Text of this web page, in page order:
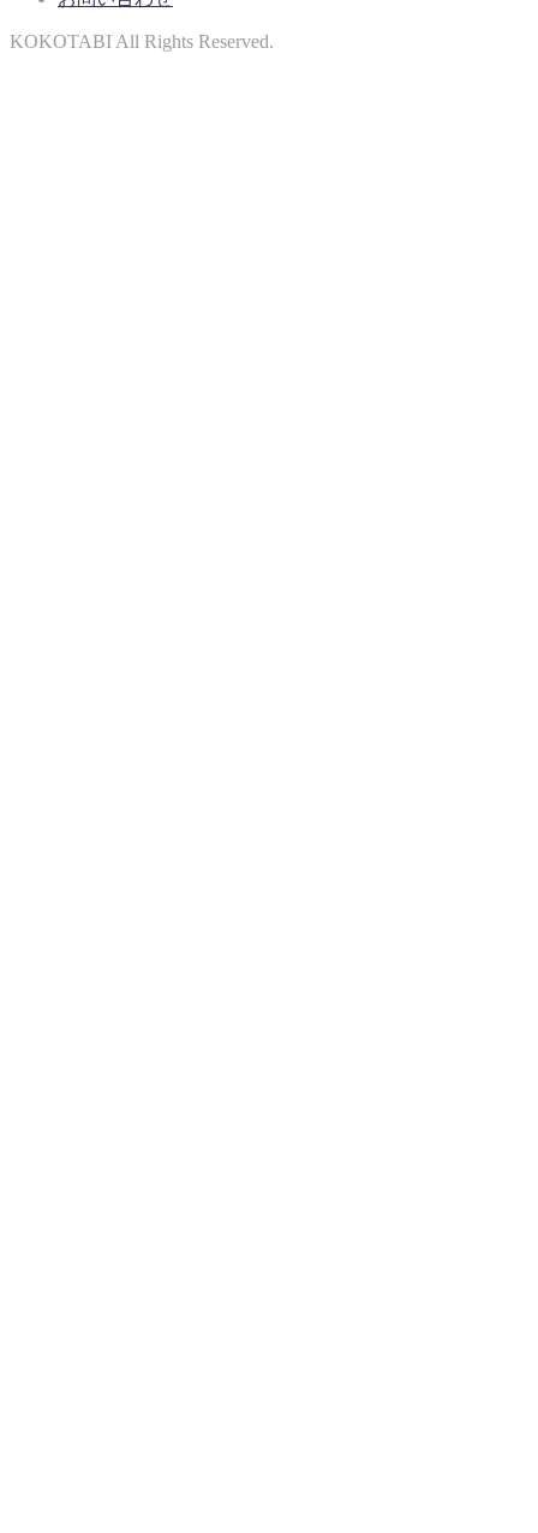
KOKOTABI All Rights Reserved.